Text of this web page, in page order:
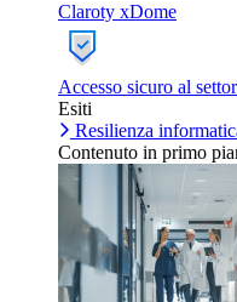
Claroty xDome
Accesso sicuro al
Esiti
Resilienza
Contenuto in primo